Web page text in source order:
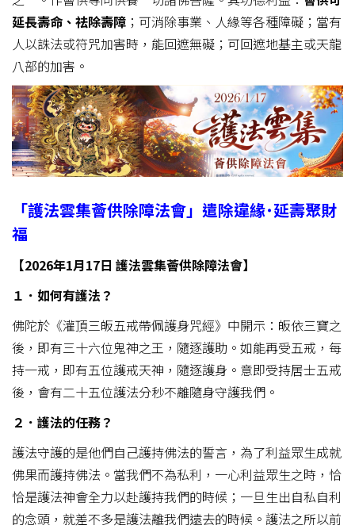
延長壽命、祛除壽障 ；可消除事業、人緣等各種障礙；當有
人以誅法或符咒加害時，能回遮無礙；可回遮地基主或天龍
八部的加害。
「護法雲集薈供除障法會」遣除違緣˙延壽聚財
福
【2026年1月17日 護法雲集薈供除障法會】
１．如何有護法？
佛陀於《灌頂三皈五戒帶佩護身咒經》中開示：皈依三寶之
後，即有三十六位鬼神之王，隨逐護助。如能再受五戒，每
持一戒，即有五位護戒天神，隨逐護身。意即受持居士五戒
後，會有二十五位護法分秒不離隨身守護我們。
２．護法的任務？
護法守護的是他們自己護持佛法的誓言，為了利益眾生成就
佛果而護持佛法。當我們不為私利，一心利益眾生之時，恰
恰是護法神會全力以赴護持我們的時候；一旦生出自私自利
的念頭，就差不多是護法離我們遠去的時候。護法之所以前